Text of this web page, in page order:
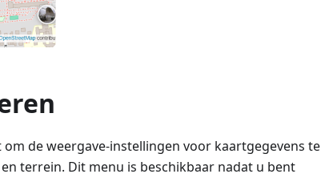
de weergave-instellingen voor kaartgegevens te
terrein. Dit menu is beschikbaar nadat u bent